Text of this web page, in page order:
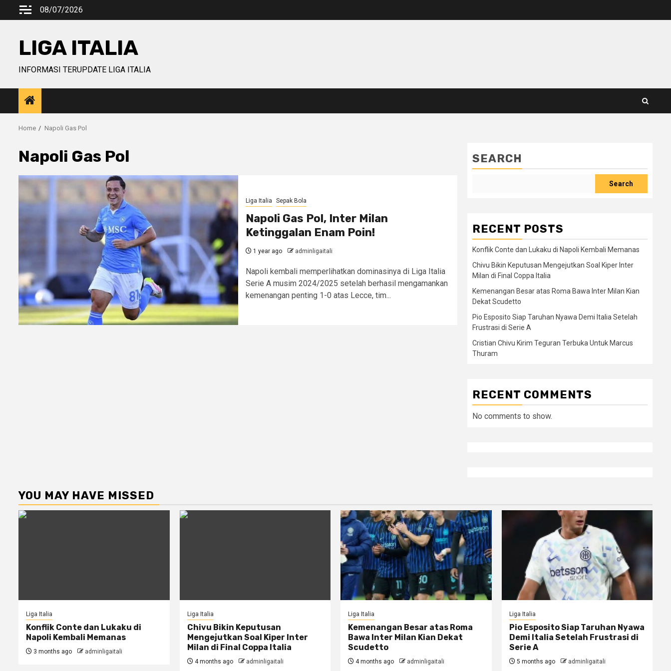
08/07/2026
LIGA ITALIA
INFORMASI TERUPDATE LIGA ITALIA
Home Napoli Gas Pol
Napoli Gas Pol
Liga Italia Sepak Bola
Napoli Gas Pol, Inter Milan
Ketinggalan Enam Poin!
1 year ago adminligaitali
Napoli kembali memperlihatkan dominasinya di Liga Italia
Serie A musim 2024/2025 setelah berhasil mengamankan
kemenangan penting 1-0 atas Lecce, tim...
SEARCH
Search
RECENT POSTS
Konflik Conte dan Lukaku di Napoli Kembali Memanas
Chivu Bikin Keputusan Mengejutkan Soal Kiper Inter
Milan di Final Coppa Italia
Kemenangan Besar atas Roma Bawa Inter Milan Kian
Dekat Scudetto
Pio Esposito Siap Taruhan Nyawa Demi Italia Setelah
Frustrasi di Serie A
Cristian Chivu Kirim Teguran Terbuka Untuk Marcus
Thuram
RECENT COMMENTS
No comments to show.
YOU MAY HAVE MISSED
Liga Italia
Konflik Conte dan Lukaku di
Napoli Kembali Memanas
3 months ago adminligaitali
Liga Italia
Chivu Bikin Keputusan
Mengejutkan Soal Kiper Inter
Milan di Final Coppa Italia
4 months ago adminligaitali
Liga Italia
Kemenangan Besar atas Roma
Bawa Inter Milan Kian Dekat
Scudetto
4 months ago adminligaitali
Liga Italia
Pio Esposito Siap Taruhan Nyawa
Demi Italia Setelah Frustrasi di
Serie A
5 months ago adminligaitali